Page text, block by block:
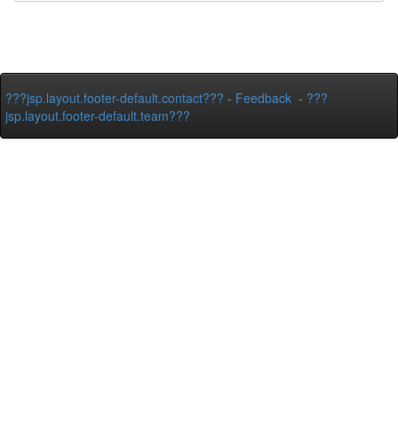
???jsp.layout.footer-default.contact??? - Feedback - ???
jsp.layout.footer-default.team???